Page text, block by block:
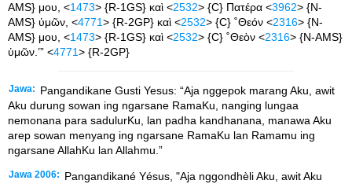
AMS} μου, <1473> {R-1GS} καὶ <2532> {C} Πατέρα <3962> {N-
AMS} ὑμῶν, <4771> {R-2GP} καὶ <2532> {C} ˚Θεόν <2316> {N-
AMS} μου, <1473> {R-1GS} καὶ <2532> {C} ˚Θεὸν <2316> {N-AMS}
ὑμῶν.’” <4771> {R-2GP}
Jawa:
Pangandikane Gusti Yesus: “Aja nggepok marang Aku, awit
Aku durung sowan ing ngarsane RamaKu, nanging lungaa
nemonana para sadulurKu, lan padha kandhanana, manawa Aku
arep sowan menyang ing ngarsane RamaKu lan Ramamu ing
ngarsane AllahKu lan Allahmu.”
Jawa 2006:
Pangandikané Yésus, "Aja nggondhèli Aku, awit Aku